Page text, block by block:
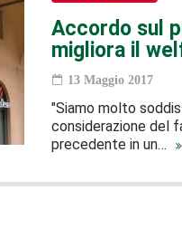
Accordo sul
migliora il
13 Maggio 2017
"Siamo molto
considerazione del
precedente in un…